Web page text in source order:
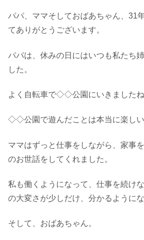
パパ、ママそしておばあちゃん、31
てありがとうございます。
パパは、休みの日にはいつも私たち
した。
よく自転車で◇◇公園にいきましたね
◇◇公園で遊んだことは本当に楽しい
ママはずっと仕事をしながら、家事
のお世話をしてくれました。
私も働くようになって、仕事を続け
の大変さが少しだけ、分かるようにな
そして、おばあちゃん。